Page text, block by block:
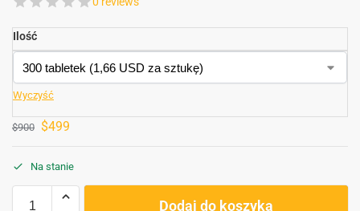
Ilość
Wyczyść
$900 $499
Na stanie
Dodaj do koszyka